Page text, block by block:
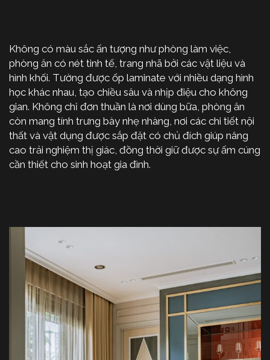
Không có màu sắc ấn tượng như phòng làm việc,
phòng ăn có nét tinh tế, trang nhã bởi các vật liệu và
hình khối. Tường được ốp laminate với nhiều dạng hình
học khác nhau, tạo chiều sâu và nhịp điệu cho không
gian. Không chỉ đơn thuần là nơi dùng bữa, phòng ăn
còn mang tính trưng bày nhẹ nhàng, nơi các chi tiết nội
thất và vật dụng được sắp đặt có chủ đích giúp nâng
cao trải nghiệm thị giác, đồng thời giữ được sự ấm cúng
cần thiết cho sinh hoạt gia đình.